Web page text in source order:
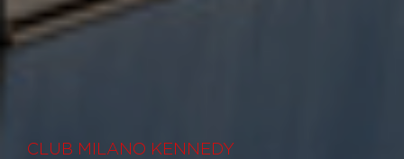
CLUB MILANO KENNEDY